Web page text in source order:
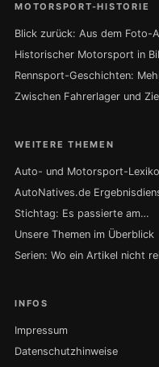
MOTORSPORT-HISTORIE
Blick zurück: Aus dem Foto-
Historischer Motorsport in
Rennsport-Geschichten:
Zwischen Fahrerlager und
WEITERE THEMEN
Auto- und Motorsport-
AutoNatives.de
Stichtag: Es passierte am…
Unsere Themen im Überblick
Serien: Wo ein Artikel nicht
INFOS
Impressum
Datenschutzhinweise